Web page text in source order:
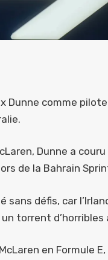
Dunne comme
Dunne a
de la Bahrain
sans défis, car
torrent d’horribles
en Formule